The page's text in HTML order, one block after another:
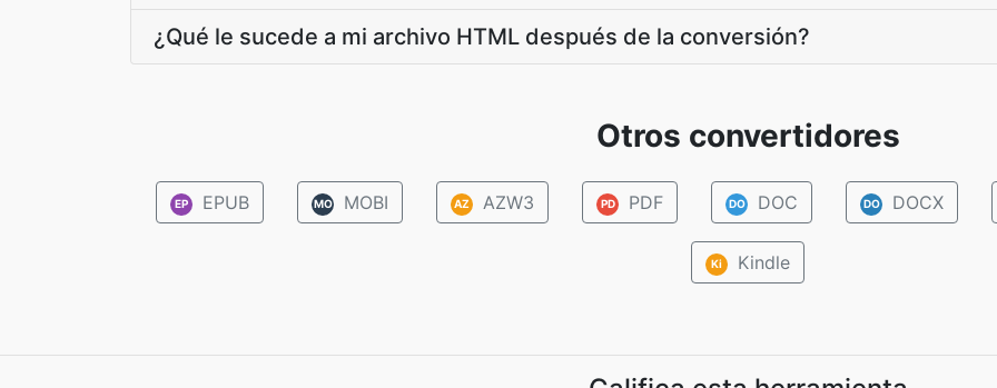
¿Qué le sucede a mi archivo HTML después de la conversión?
Otros convertidores
EP EPUB MO MOBI AZ AZW3 PD PDF DO DOC DO DOCX
Ki Kindle